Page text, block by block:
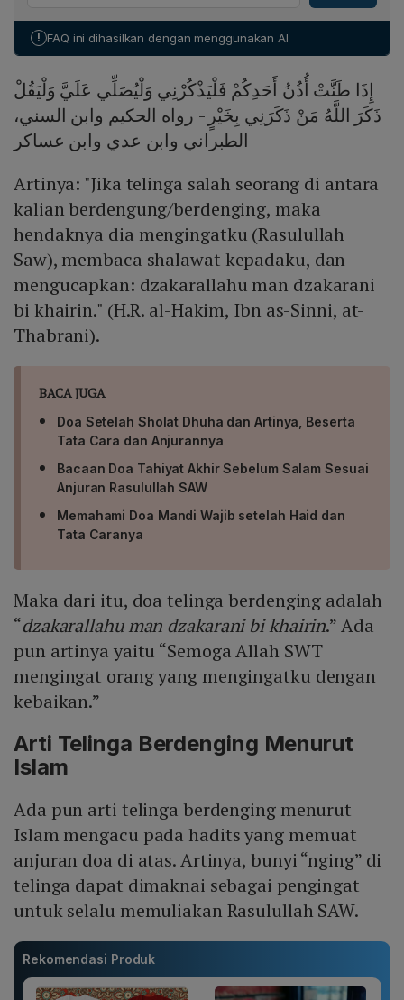
dengan kebaikan di al‑mala’al a’la, majlis tertinggi alam
ruh.
yang mengganggu transmisi sinyal ke otak, (3)
(4) infeksi telinga tengah, dan (5) paparan suara
nyaring seperti headphone. Penanganannya meliputi
menghindari suara keras, membersihkan telinga
dengan cara yang benar, dan berkonsultasi dengan
dokter untuk mengatasi infeksi atau kerusakan
struktural.
! FAQ ini dihasilkan dengan menggunakan AI
إِذَا طَنَّتْ أُذُنُ أَحَدِكُمْ فَلْيَذْكُرْنِي وَلْيُصَلِّي عَلَيَّ وَلْيَقُلْ
ذَكَرَ اللَّهُ مَنْ ذَكَرَنِي بِخَيْرٍ - رواه الحكيم وابن السني،
الطبراني وابن عدي وابن عساكر
Artinya: "Jika telinga salah seorang di antara
kalian berdengung/berdenging, maka
hendaknya dia mengingatku (Rasulullah
Saw), membaca shalawat kepadaku, dan
mengucapkan: dzakarallahu man dzakarani
bi khairin." (H.R. al-Hakim, Ibn as-Sinni, at-
Thabrani).
BACA JUGA
Doa Setelah Sholat Dhuha dan Artinya, Beserta
Tata Cara dan Anjurannya
Bacaan Doa Tahiyat Akhir Sebelum Salam Sesuai
Anjuran Rasulullah SAW
Memahami Doa Mandi Wajib setelah Haid dan
Tata Caranya
Maka dari itu, doa telinga berdenging adalah
“dzakarallahu man dzakarani bi khairin.” Ada
pun artinya yaitu “Semoga Allah SWT
mengingat orang yang mengingatku dengan
kebaikan.”
Arti Telinga Berdenging Menurut
Islam
Ada pun arti telinga berdenging menurut
Islam mengacu pada hadits yang memuat
anjuran doa di atas. Artinya, bunyi “nging” di
telinga dapat dimaknai sebagai pengingat
untuk selalu memuliakan Rasulullah SAW.
Rekomendasi Produk